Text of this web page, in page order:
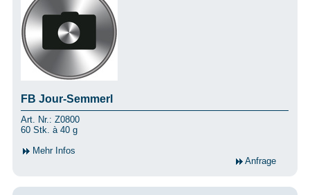
FB Jour-Semmerl
Art. Nr.: Z0800
60 Stk. à 40 g
Mehr Infos
Anfrage